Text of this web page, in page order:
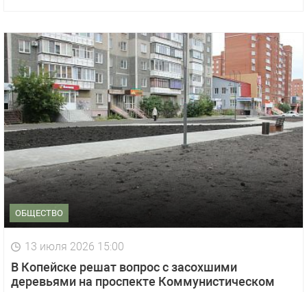
ОБЩЕСТВО
13 июля 2026 15:00
В Копейске решат вопрос с засохшими
деревьями на проспекте Коммунистическом